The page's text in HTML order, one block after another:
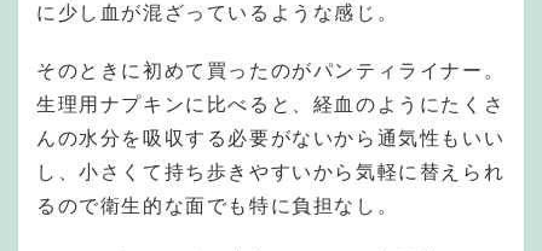
に少し血が混ざっているような感じ。
そのときに初めて買ったのがパンティライナー。
生理用ナプキンに比べると、経血のようにたくさ
んの水分を吸収する必要がないから通気性もいい
し、小さくて持ち歩きやすいから気軽に替えられ
るので衛生的な面でも特に負担なし。